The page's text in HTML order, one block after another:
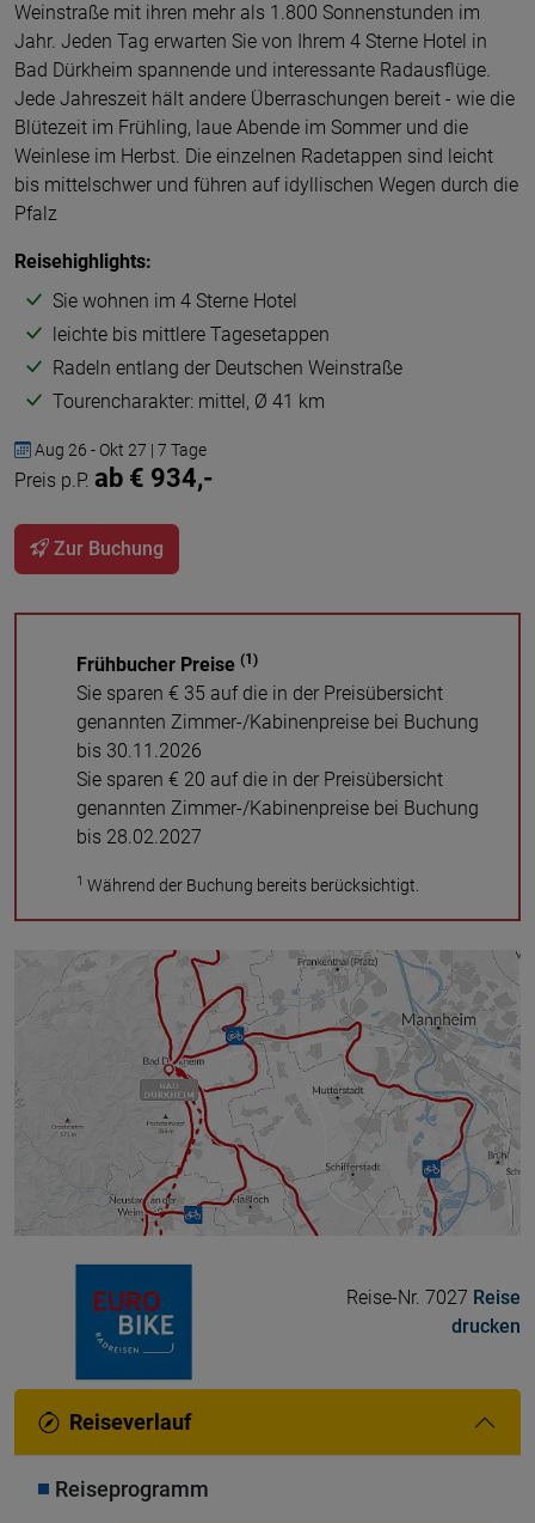
Weinstraße mit ihren mehr als 1.800 Sonnenstunden im
Jahr. Jeden Tag erwarten Sie von Ihrem 4 Sterne Hotel in
Bad Dürkheim spannende und interessante Radausflüge.
Jede Jahreszeit hält andere Überraschungen bereit - wie die
Blütezeit im Frühling, laue Abende im Sommer und die
Weinlese im Herbst. Die einzelnen Radetappen sind leicht
bis mittelschwer und führen auf idyllischen Wegen durch die
Pfalz
Reisehighlights:
Sie wohnen im 4 Sterne Hotel
leichte bis mittlere Tagesetappen
Radeln entlang der Deutschen Weinstraße
Tourencharakter: mittel, Ø 41 km
Aug 26 - Okt 27 | 7 Tage
Preis p.P. ab € 934,-
Zur Buchung
Frühbucher Preise (1)
Sie sparen € 35 auf die in der Preisübersicht
genannten Zimmer-/Kabinenpreise bei Buchung
bis 30.11.2026
Sie sparen € 20 auf die in der Preisübersicht
genannten Zimmer-/Kabinenpreise bei Buchung
bis 28.02.2027
1 Während der Buchung bereits berücksichtigt.
Reise-Nr. 7027 Reise
drucken
Reiseverlauf
Reiseprogramm